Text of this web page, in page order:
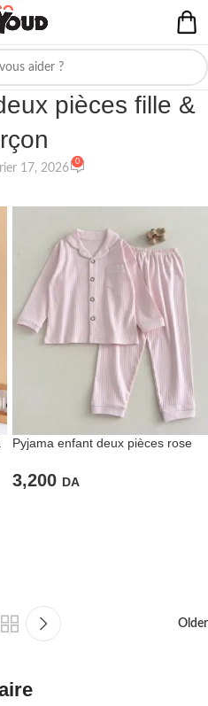
pièces fille &
17, 2026
0
Pyjama enfant deux pièces rose
3,200 DA
Older